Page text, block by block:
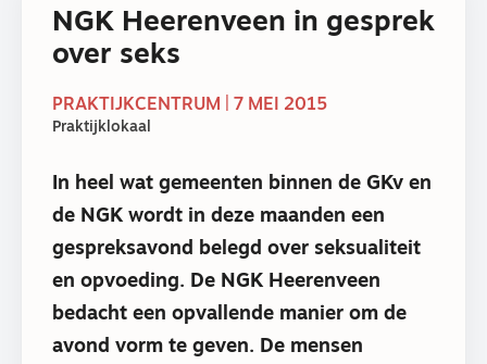
NGK Heerenveen in gesprek
over seks
PRAKTIJKCENTRUM | 7 MEI 2015
Praktijklokaal
In heel wat gemeenten binnen de GKv en
de NGK wordt in deze maanden een
gespreksavond belegd over seksualiteit
en opvoeding. De NGK Heerenveen
bedacht een opvallende manier om de
avond vorm te geven. De mensen